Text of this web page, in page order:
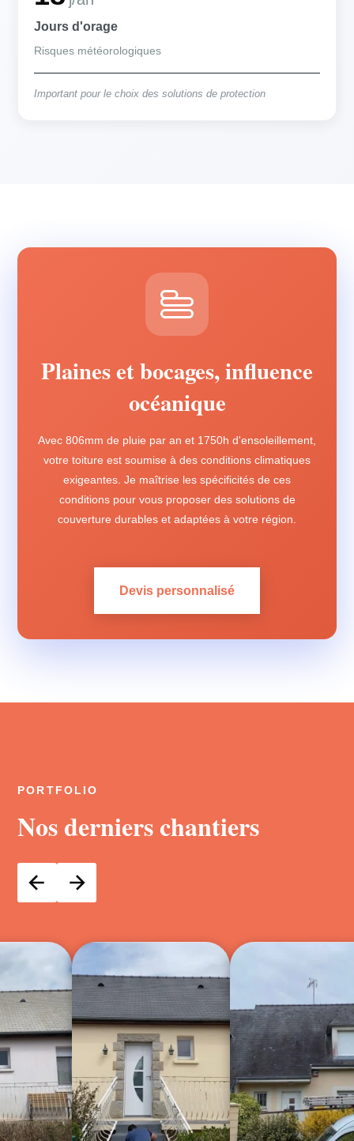
Jours d'orage
Risques météorologiques
Important pour le choix des solutions de protection
Plaines et bocages, influence
océanique
Avec 806mm de pluie par an et 1750h d'ensoleillement,
votre toiture est soumise à des conditions climatiques
exigeantes. Je maîtrise les spécificités de ces
conditions pour vous proposer des solutions de
couverture durables et adaptées à votre région.
Devis personnalisé
PORTFOLIO
Nos derniers chantiers